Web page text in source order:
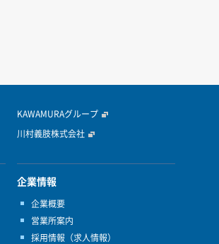
KAWAMURAグループ
川村義肢株式会社
企業情報
企業概要
営業所案内
採用情報（求人情報）